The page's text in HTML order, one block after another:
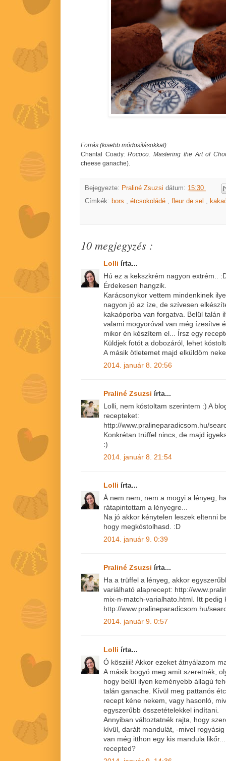
Forrás (kisebb módosításokkal):
Chantal Coady:Rococo. Mastering the Art of
cheese ganache).
Bejegyezte: Praliné Zsuzsi dátum: 15:30
Címkék: bors , étcsokoládé , fleur de sel ,
10 megjegyzés :
Lolli írta...
Hú ez a kekszkrém nagyon extrém..
Érdekesen hangzik.
Karácsonykor vettem mindenkinek
nagyon jó az íze, de szívesen
kakaóporba van forgatva. Belül talán
valami mogyoróval van még ízesítve
mikor én készítem el... Írsz egy
Küldjek fotót a dobozáról, lehet
A másik ötletemet majd elküldöm
2014. január 8. 20:56
Praliné Zsuzsi írta...
Lolli, nem kóstoltam szerintem :) A
recepteket:
http://www.pralineparadicsom.hu/
Konkrétan trüffel nincs, de majd
:)
2014. január 8. 21:54
Lolli írta...
Á nem nem, nem a mogyi a lényeg,
rátapintottam a lényegre...
Na jó akkor kénytelen leszek eltenni
hogy megkóstolhasd. :D
2014. január 9. 0:39
Praliné Zsuzsi írta...
Ha a trüffel a lényeg, akkor
variálható alaprecept: http://
mix-n-match-varialhato.html. Itt pedig
http://www.pralineparadicsom.hu/
2014. január 9. 0:57
Lolli írta...
Ó kösziiii! Akkor ezeket átnyálazom
A másik bogyó meg amit szeretnék,
hogy belül ilyen keményebb állagú
talán ganache. Kívül meg pattanós
recept kéne nekem, vagy hasonló,
egyszerűbb összetételekkel indítani.
Annyiban változtatnék rajta, hogy
kívül, darált mandulát, -mivel
van még itthon egy kis mandula
recepted?